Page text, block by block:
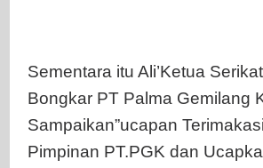
Sementara itu Ali’Ketua
Bongkar PT Palma Gemilang
Sampaikan”ucapan
Pimpinan PT.PGK dan